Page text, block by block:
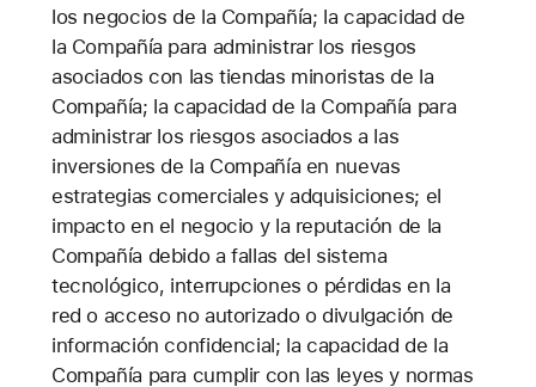
los negocios de la Compañía; la capacidad de
la Compañía para administrar los riesgos
asociados con las tiendas minoristas de la
Compañía; la capacidad de la Compañía para
administrar los riesgos asociados a las
inversiones de la Compañía en nuevas
estrategias comerciales y adquisiciones; el
impacto en el negocio y la reputación de la
Compañía debido a fallas del sistema
tecnológico, interrupciones o pérdidas en la
red o acceso no autorizado o divulgación de
información confidencial; la capacidad de la
Compañía para cumplir con las leyes y normas